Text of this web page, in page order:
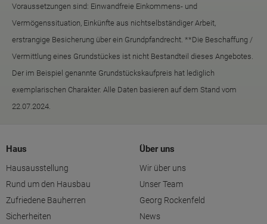
Voraussetzungen sind: Einwandfreie Einkommens- und
Vermögenssituation, Einkünfte aus nichtselbständiger Arbeit,
erstrangige Besicherung über ein Grundpfandrecht. **Die Beschaffung /
Vermittlung eines Grundstückes ist nicht Bestandteil dieses Angebotes.
Der im Beispiel genannte Grundstückskaufpreis hat lediglich
exemplarischen Charakter. Alle Daten basieren auf dem Stand vom
22.07.2024.
Haus
Hausausstellung
Rund um den Hausbau
Zufriedene Bauherren
Sicherheiten
Über uns
Wir über uns
Unser Team
Georg Rockenfeld
News